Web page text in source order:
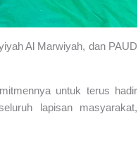
Al Marwiyah, dan PAUD
untuk terus hadir
lapisan masyarakat,